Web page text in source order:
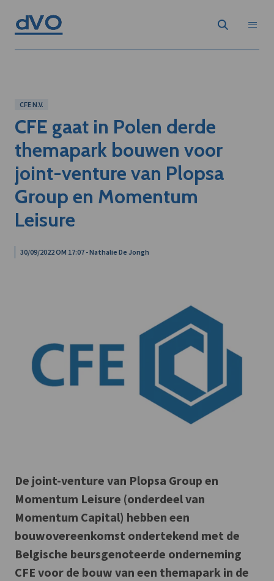
CFE N.V.
CFE gaat in Polen derde
themapark bouwen voor
joint-venture van Plopsa
Group en Momentum
Leisure
30/09/2022 OM 17:07 - Nathalie De Jongh
De joint-venture van Plopsa Group en
Momentum Leisure (onderdeel van
Momentum Capital) hebben een
bouwovereenkomst ondertekend met de
Belgische beursgenoteerde onderneming
CFE voor de bouw van een themapark in de